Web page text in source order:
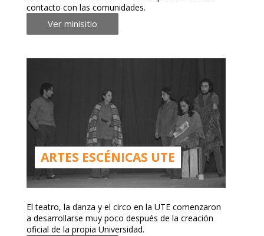
contacto con las comunidades.
Ver minisitio
ARTES ESCÉNICAS UTE
El teatro, la danza y el circo en la UTE comenzaron
a desarrollarse muy poco después de la creación
oficial de la propia Universidad.